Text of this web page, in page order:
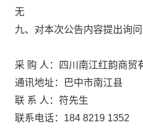
无
九、对本次公告内容提出询
采 购 人：四川南江红韵商贸
通讯地址：巴中市南江县
联 系 人： 符先生
联系电话：184 8219 1352